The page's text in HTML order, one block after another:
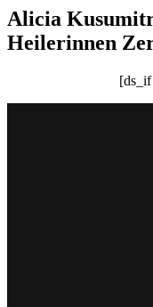
Alicia
Heilerinnen